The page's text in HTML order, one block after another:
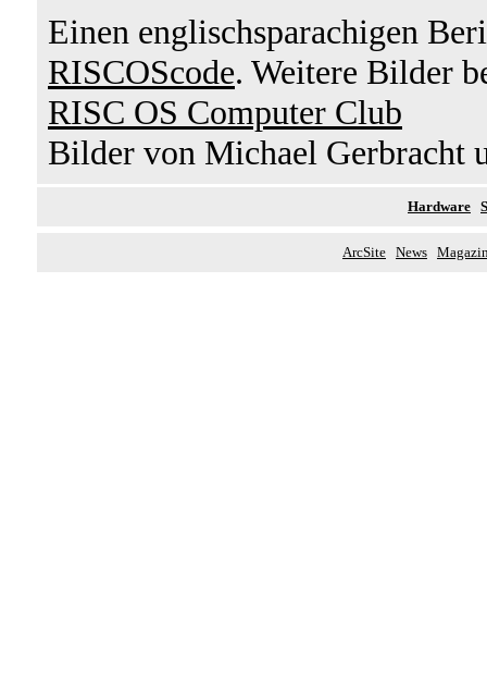
Einen englischsparachigen
RISCOScode. Weitere Bilder
RISC OS Computer Club
Bilder von Michael Gerbracht
Hardware
ArcSite News